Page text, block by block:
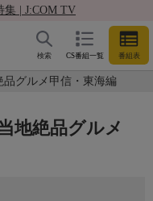
集 | J:COM TV
CS番組一覧 番組表
検索
グルメ甲信・東海編
地絶品グルメ